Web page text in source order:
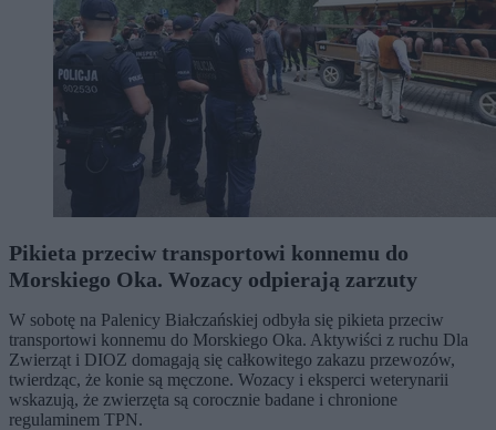
Pikieta przeciw transportowi konnemu do
Morskiego Oka. Wozacy odpierają zarzuty
W sobotę na Palenicy Białczańskiej odbyła się pikieta przeciw
transportowi konnemu do Morskiego Oka. Aktywiści z ruchu Dla
Zwierząt i DIOZ domagają się całkowitego zakazu przewozów,
twierdząc, że konie są męczone. Wozacy i eksperci weterynarii
wskazują, że zwierzęta są corocznie badane i chronione
regulaminem TPN.